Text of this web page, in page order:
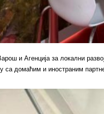
и Агенција за локални
са домаћим и иностраним